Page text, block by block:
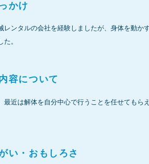
かけ
レンタルの会社を経験しましたが、身体を動か
。
容について
最近は解体を自分中心で行うことを任せてもら
い・おもしろさ